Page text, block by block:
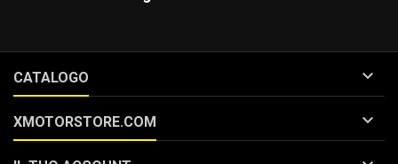
CATALOGO 
XMOTORSTORE.COM 